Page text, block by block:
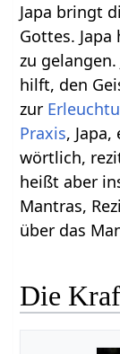
Japa bringt
Gottes.
zu
hilft, den
zur
Praxis,
wörtlich,
heißt aber
Mantras,
über das
Die